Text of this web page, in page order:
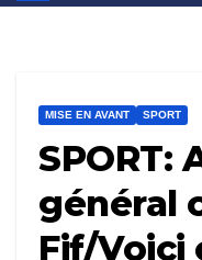
MISE EN AVANT SPORT
SPORT:
général
Fif/Voici